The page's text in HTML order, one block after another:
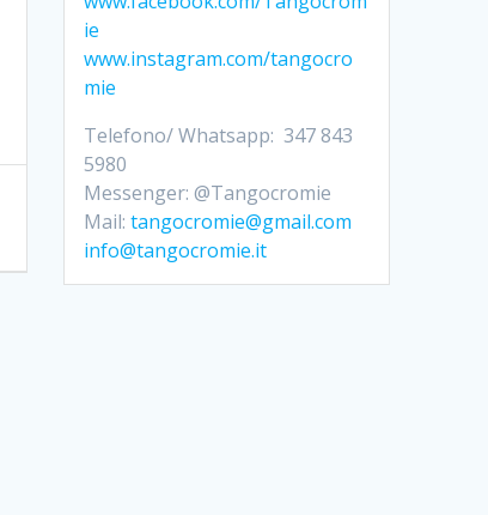
ie
www.instagram.com/tangocro
mie
Telefono/ Whatsapp: 347 843
5980
Messenger: @Tangocromie
Mail:tangocromie@gmail.com
info@tangocromie.it